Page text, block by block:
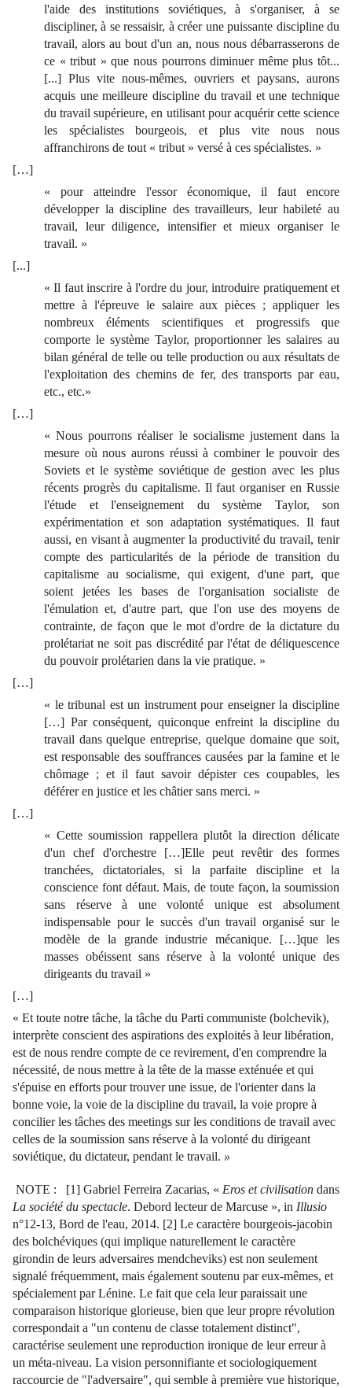
l'aide des institutions soviétiques, à s'organiser, à se
discipliner, à se ressaisir, à créer une puissante discipline du
travail, alors au bout d'un an, nous nous débarrasserons de
ce « tribut » que nous pourrons diminuer même plus tôt...
[...] Plus vite nous-mêmes, ouvriers et paysans, aurons
acquis une meilleure discipline du travail et une technique
du travail supérieure, en utilisant pour acquérir cette science
les spécialistes bourgeois, et plus vite nous nous
affranchirons de tout « tribut » versé à ces spécialistes. »
[…]
« pour atteindre l'essor économique, il faut encore
développer la discipline des travailleurs, leur habileté au
travail, leur diligence, intensifier et mieux organiser le
travail. »
[...]
« Il faut inscrire à l'ordre du jour, introduire pratiquement et
mettre à l'épreuve le salaire aux pièces ; appliquer les
nombreux éléments scientifiques et progressifs que
comporte le système Taylor, proportionner les salaires au
bilan général de telle ou telle production ou aux résultats de
l'exploitation des chemins de fer, des transports par eau,
etc., etc.»
[…]
« Nous pourrons réaliser le socialisme justement dans la
mesure où nous aurons réussi à combiner le pouvoir des
Soviets et le système soviétique de gestion avec les plus
récents progrès du capitalisme. Il faut organiser en Russie
l'étude et l'enseignement du système Taylor, son
expérimentation et son adaptation systématiques. Il faut
aussi, en visant à augmenter la productivité du travail, tenir
compte des particularités de la période de transition du
capitalisme au socialisme, qui exigent, d'une part, que
soient jetées les bases de l'organisation socialiste de
l'émulation et, d'autre part, que l'on use des moyens de
contrainte, de façon que le mot d'ordre de la dictature du
prolétariat ne soit pas discrédité par l'état de déliquescence
du pouvoir prolétarien dans la vie pratique. »
[…]
« le tribunal est un instrument pour enseigner la discipline
[…] Par conséquent, quiconque enfreint la discipline du
travail dans quelque entreprise, quelque domaine que soit,
est responsable des souffrances causées par la famine et le
chômage ; et il faut savoir dépister ces coupables, les
déférer en justice et les châtier sans merci. »
[…]
« Cette soumission rappellera plutôt la direction délicate
d'un chef d'orchestre […]Elle peut revêtir des formes
tranchées, dictatoriales, si la parfaite discipline et la
conscience font défaut. Mais, de toute façon, la soumission
sans réserve à une volonté unique est absolument
indispensable pour le succès d'un travail organisé sur le
modèle de la grande industrie mécanique. […]que les
masses obéissent sans réserve à la volonté unique des
dirigeants du travail »
[…]
« Et toute notre tâche, la tâche du Parti communiste (bolchevik),
interprète conscient des aspirations des exploités à leur libération,
est de nous rendre compte de ce revirement, d'en comprendre la
nécessité, de nous mettre à la tête de la masse exténuée et qui
s'épuise en efforts pour trouver une issue, de l'orienter dans la
bonne voie, la voie de la discipline du travail, la voie propre à
concilier les tâches des meetings sur les conditions de travail avec
celles de la soumission sans réserve à la volonté du dirigeant
soviétique, du dictateur, pendant le travail. »
NOTE : [1] Gabriel Ferreira Zacarias, « Eros et civilisation dans
La société du spectacle. Debord lecteur de Marcuse », in Illusio
n°12-13, Bord de l'eau, 2014. [2] Le caractère bourgeois-jacobin
des bolchéviques (qui implique naturellement le caractère
girondin de leurs adversaires mendcheviks) est non seulement
signalé fréquemment, mais également soutenu par eux-mêmes, et
spécialement par Lénine. Le fait que cela leur paraissait une
comparaison historique glorieuse, bien que leur propre révolution
correspondait a "un contenu de classe totalement distinct",
caractérise seulement une reproduction ironique de leur erreur à
un méta-niveau. La vision personnifiante et sociologiquement
raccourcie de "l'adversaire", qui semble à première vue historique,